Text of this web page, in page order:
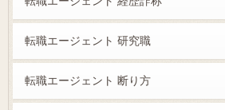
転職エージェント 研究職
転職エージェント 断り方